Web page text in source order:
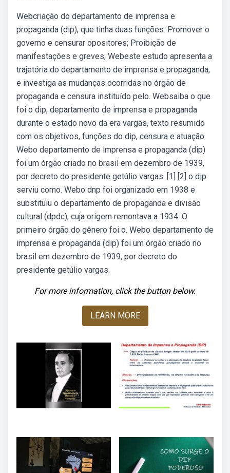
Webcriação do departamento de imprensa e
propaganda (dip), que tinha duas funções: Promover o
governo e censurar opositores; Proibição de
manifestações e greves; Webeste estudo apresenta a
trajetória do departamento de imprensa e propaganda,
e investiga as mudanças ocorridas no órgão de
propaganda e censura instituído pelo. Websaiba o que
foi o dip, departamento de imprensa e propaganda
durante o estado novo da era vargas, texto resumido
com os objetivos, funções do dip, censura e atuação.
Webo departamento de imprensa e propaganda (dip)
foi um órgão criado no brasil em dezembro de 1939,
por decreto do presidente getúlio vargas. [1] [2] o dip
serviu como. Webo dnp foi organizado em 1938 e
substituiu o departamento de propaganda e divisão
cultural (dpdc), cuja origem remontava a 1934. O
primeiro órgão do gênero foi o. Webo departamento de
imprensa e propaganda (dip) foi um órgão criado no
brasil em dezembro de 1939, por decreto do
presidente getúlio vargas.
For more information, click the button below.
LEARN MORE